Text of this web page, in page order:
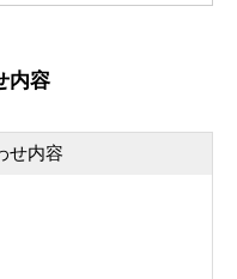
内容
せ内容